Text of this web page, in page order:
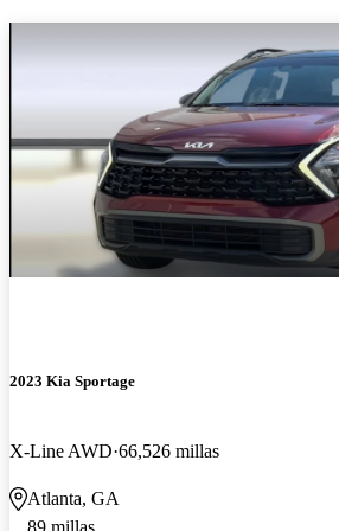
2023 Kia Sportage
X-Line AWD 66,526 millas
Atlanta, GA